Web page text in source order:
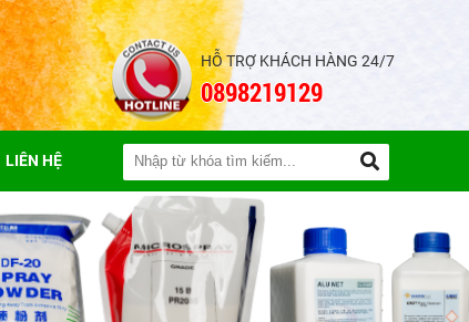
HỖ TRỢ KHÁCH HÀNG 24/7
0898219129
LIÊN HỆ